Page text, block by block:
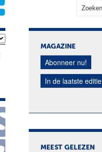
MAGAZINE
Abonneer nu!
In de laatste editie
MEEST GELEZEN